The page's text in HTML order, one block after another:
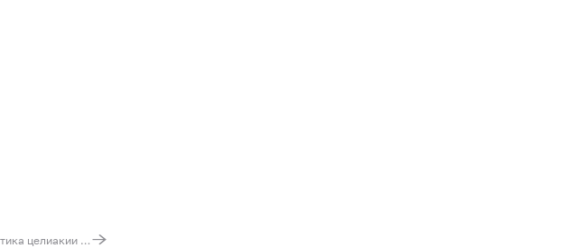
Диагностика целиакии (типирование HLA DQ2/DQ8)